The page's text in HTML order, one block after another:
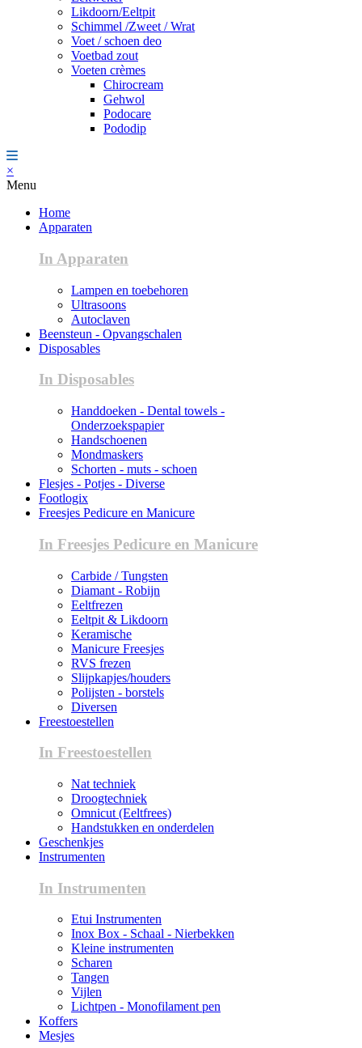
Likdoorn/Eeltpit
Schimmel /Zweet / Wrat
Voet / schoen deo
Voetbad zout
Voeten crèmes
Chirocream
Gehwol
Podocare
Pododip
×
Menu
Home
Apparaten
In Apparaten
Lampen en toebehoren
Ultrasoons
Autoclaven
Beensteun - Opvangschalen
Disposables
In Disposables
Handdoeken - Dental towels -
Onderzoekspapier
Handschoenen
Mondmaskers
Schorten - muts - schoen
Flesjes - Potjes - Diverse
Footlogix
Freesjes Pedicure en Manicure
In Freesjes Pedicure en Manicure
Carbide / Tungsten
Diamant - Robijn
Eeltfrezen
Eeltpit & Likdoorn
Keramische
Manicure Freesjes
RVS frezen
Slijpkapjes/houders
Polijsten - borstels
Diversen
Freestoestellen
In Freestoestellen
Nat techniek
Droogtechniek
Omnicut (Eeltfrees)
Handstukken en onderdelen
Geschenkjes
Instrumenten
In Instrumenten
Etui Instrumenten
Inox Box - Schaal - Nierbekken
Kleine instrumenten
Scharen
Tangen
Vijlen
Lichtpen - Monofilament pen
Koffers
Mesjes